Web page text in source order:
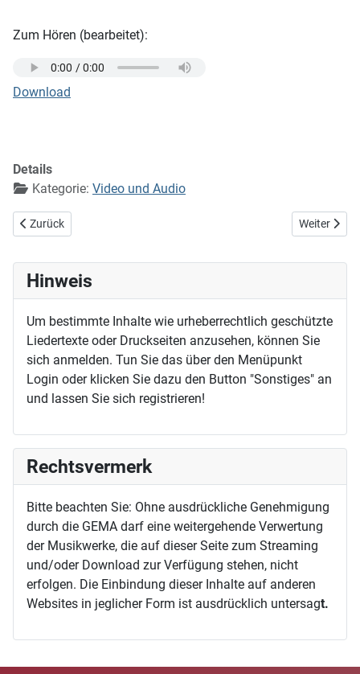
Zum Hören (bearbeitet):
Download
Details
Kategorie: Video und Audio
Vorheriger Beitrag: Wach Nachtigall, wach auf
Zurück Nächster
Weiter
Hinweis
Um bestimmte Inhalte wie urheberrechtlich geschützte
Liedertexte oder Druckseiten anzusehen, können Sie
sich anmelden. Tun Sie das über den Menüpunkt
Login oder klicken Sie dazu den Button "Sonstiges" an
und lassen Sie sich registrieren!
Rechtsvermerk
Bitte beachten Sie: Ohne ausdrückliche Genehmigung
durch die GEMA darf eine weitergehende Verwertung
der Musikwerke, die auf dieser Seite zum Streaming
und/oder Download zur Verfügung stehen, nicht
erfolgen. Die Einbindung dieser Inhalte auf anderen
Websites in jeglicher Form ist ausdrücklich untersagt.